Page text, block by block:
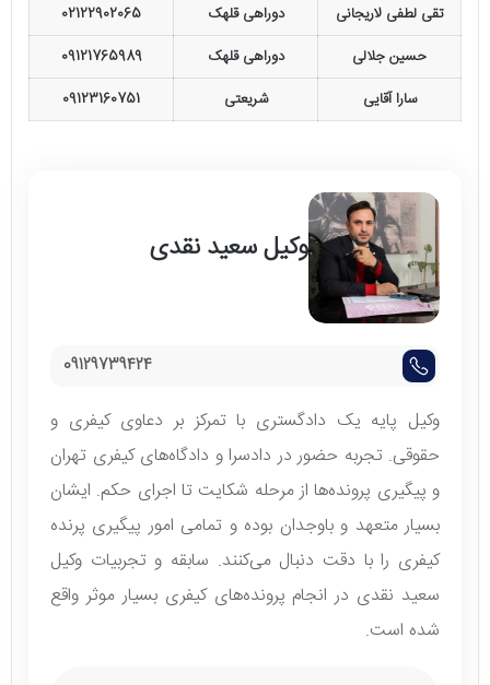
تقی لطفی لاریجانی
دوراهی قلهک
02122902065
حسین جلالی
دوراهی قلهک
09121765989
سارا آقایی
شریعتی 09123160751
وکیل سعید نقدی
09129739424
وکیل پایه یک دادگستری با تمرکز بر دعاوی کیفری و
حقوقی. تجربه حضور در دادسرا و دادگاه‌های کیفری تهران
و پیگیری پرونده‌ها از مرحله شکایت تا اجرای حکم. ایشان
بسیار متعهد و باوجدان بوده و تمامی امور پیگیری پرنده
کیفری را با دقت دنبال می‌کنند. سابقه و تجربیات وکیل
سعید نقدی در انجام پرونده‌های کیفری بسیار موثر واقع
شده است.